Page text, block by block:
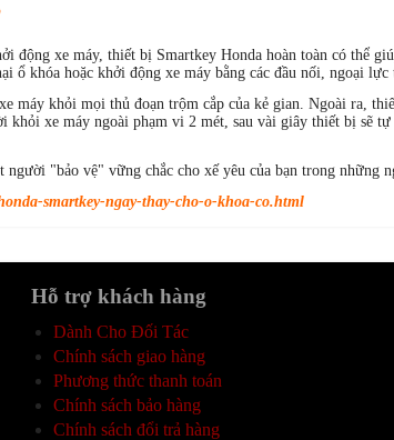
xe máy, thiết bị Smartkey Honda hoàn toàn có thể
ổ khóa hoặc khởi động xe máy bằng các đầu nối, ngoại lực
máy khỏi mọi thủ đoạn trộm cắp của kẻ gian. Ngoài ra,
xe máy ngoài phạm vi 2 mét, sau vài giây thiết bị sẽ
"bảo vệ" vững chắc cho xế yêu của bạn trong những
smartkey-ngay-thay-cho-o-khoa-co.html
Hỗ trợ khách hàng
Dành Cho Đối Tác
Chính sách giao hàng
Phương thức thanh toán
Chính sách bảo hàng
Chính sách đổi trả hàng